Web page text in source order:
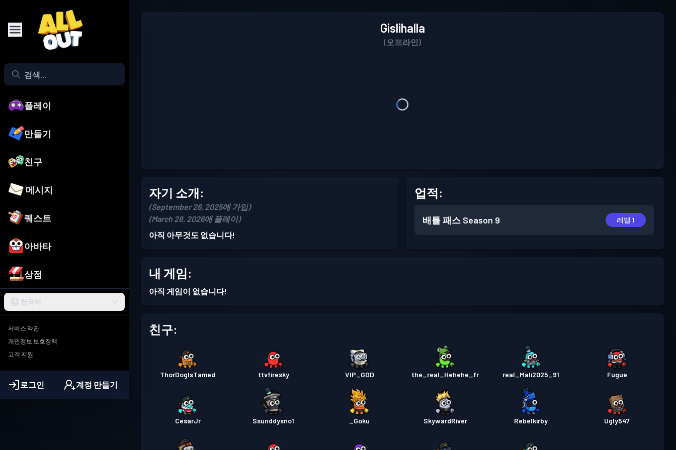
플레이
만들기
친구
메시지
퀘스트
아바타
상점
한국어
서비스 약관
개인정보 보호정책
고객 지원
로그인 계정 만들기
Gislihalla
(오프라인)
자기 소개:
(September 26, 2025에 가입)
(March 28, 2026에 플레이)
아직 아무것도 없습니다!
업적:
배틀 패스 Season 9 레벨 1
내 게임:
아직 게임이 없습니다!
친구:
ThorDogIsTamed ttvfiresky VIP_GOD the_real_Hehehe_fr real_Mali2025_91 Fugue
CesarJr Ssunddysno1 _Goku SkywardRiver Rebelkirby Ugly547